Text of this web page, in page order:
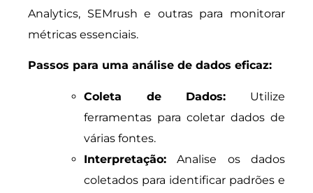
Analytics, SEMrush e outras para monitorar
métricas essenciais.
Passos para uma análise de dados eficaz:
Coleta de Dados: Utilize
ferramentas para coletar dados de
várias fontes.
Interpretação: Analise os dados
coletados para identificar padrões e